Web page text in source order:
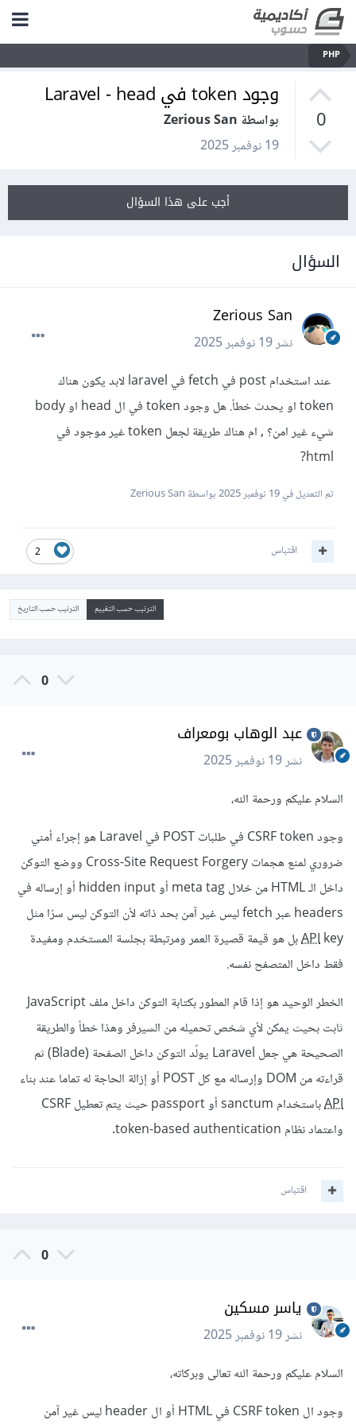
PHP
0
وجود token في Laravel - head
بواسطة Zerious San
19 نوفمبر 2025
أجب على هذا السؤال
السؤال
Zerious San
نشر19 نوفمبر 2025
عند استخدام post في fetch في laravel لابد يكون هناك
token او يحدث خطأ. هل وجود token في ال head او body
شيء غير امن؟ , ام هناك طريقة لجعل token غير موجود في
html?
تم التعديل في19 نوفمبر 2025 بواسطة Zerious San
2 اقتباس
الترتيب حسب التقييم الترتيب حسب التاريخ
0
عبد الوهاب بومعراف
نشر19 نوفمبر 2025
السلام عليكم ورحمة الله،
وجود CSRF token في طلبات POST في Laravel هو إجراء أمني
ضروري لمنع هجمات Cross-Site Request Forgery ووضع التوكن
داخل الـ HTML من خلال meta tag أو hidden input أو إرساله في
headers عبر fetch ليس غير آمن بحد ذاته لأن التوكن ليس سرّا مثل
APIkey بل هو قيمة قصيرة العمر ومرتبطة بجلسة المستخدم ومفيدة
فقط داخل المتصفح نفسه.
الخطر الوحيد هو إذا قام المطور بكتابة التوكن داخل ملف JavaScript
ثابت بحيث يمكن لأي شخص تحميله من السيرفر وهذا خطأ والطريقة
الصحيحة هي جعل Laravel يولّد التوكن داخل الصفحة (Blade) ثم
قراءته من DOM وإرساله مع كل POST أو إزالة الحاجة له تماما عند بناء
API
باستخدام sanctum أو passport حيث يتم تعطيل CSRF
واعتماد نظام token-based authentication.
اقتباس
0
ياسر مسكين
نشر19 نوفمبر 2025
السلام عليكم ورحمة الله تعالى وبركاته،
وجود ال CSRF token في HTML أو ال header ليس غير آمن